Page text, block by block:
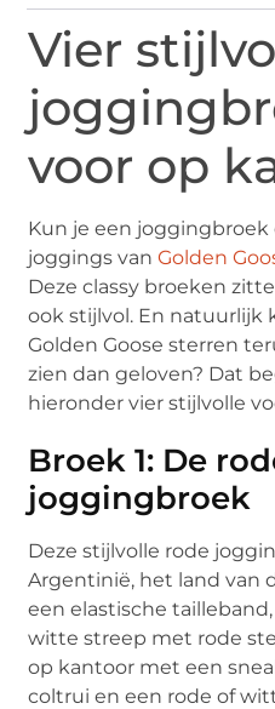
Vier
voor op
Kun je een
joggings vanGolden
Deze classy broeken
ook stijlvol. En natuurlijk
Golden Goose sterren
zien dan geloven? Dat
hieronder vier stijlvolle
Broek 1: De
joggingbroek
Deze stijlvolle rode
Argentinië, het land van
een elastische
witte streep met rode
op kantoor met een
coltrui en een rode of